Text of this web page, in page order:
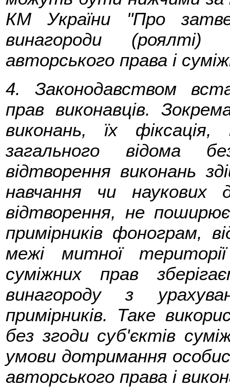
КМ України "Про
винагороди (роялті)
авторського права і
4. Законодавством
прав виконавців.
виконань, їх
загального відома
відтворення виконань
навчання чи наукових
відтворення, не
примірників фонограм,
межі митної
суміжних прав
винагороду з
примірників. Таке
без згоди суб'єктів
умови дотримання
авторського права і